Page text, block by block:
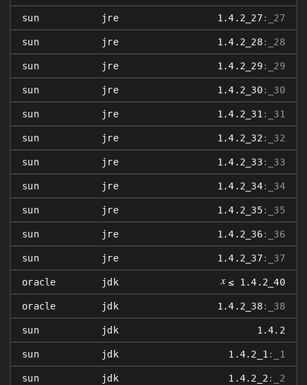
sun jre 1.4.2_27:_27
sun jre 1.4.2_28:_28
sun jre 1.4.2_29:_29
sun jre 1.4.2_30:_30
sun jre 1.4.2_31 :_31
sun jre 1.4.2_32 :_32
sun jre 1.4.2_33:_33
sun jre 1.4.2_34:_34
sun jre 1.4.2_35:_35
sun jre 1.4.2_36:_36
sun jre 1.4.2_37:_37
oracle jdk 𝑥 ≤ 1.4.2_40
oracle jdk 1.4.2_38:_38
sun jdk 1.4.2
sun jdk 1.4.2_1 :_1
sun jdk 1.4.2_2 :_2